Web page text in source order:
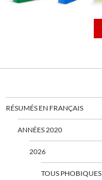
RÉSUMÉS EN FRANÇAIS
ANNÉES 2020
2026
TOUS PHOBIQUES